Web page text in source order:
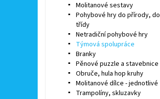
Molitanové sestavy
Pohybové hry do přírody, do
třídy
Netradiční pohybové hry
Týmová spolupráce
Branky
Pěnové puzzle a stavebnice
Obruče, hula hop kruhy
Molitanové dílce - jednotlivé
Trampolíny, skluzavky